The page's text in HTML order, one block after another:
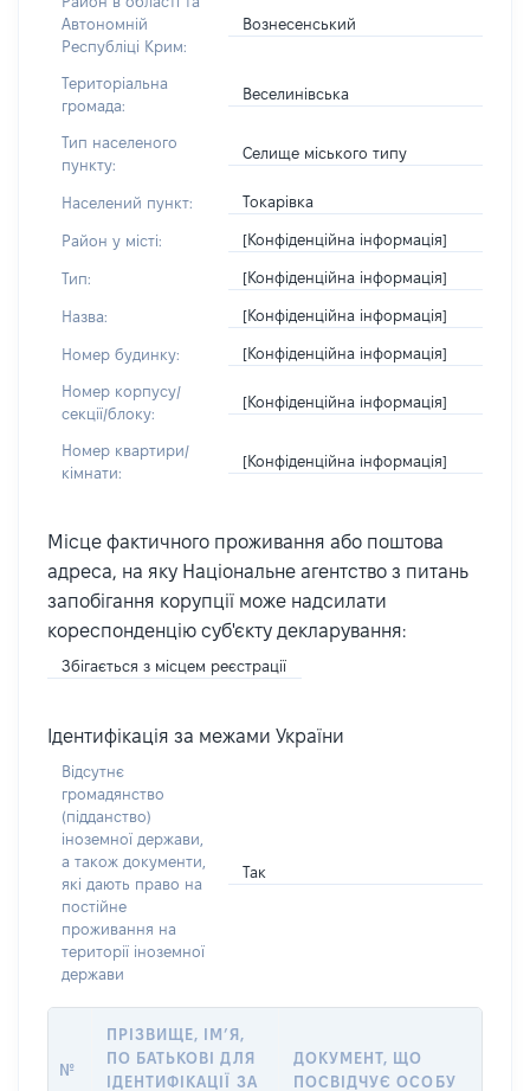
Автономній
Республіці Крим:
Вознесенський
Територіальна
громада:
Веселинівська
Тип населеного
пункту:
Селище міського типу
Населений пункт: Токарівка
Район у місті: [Конфіденційна інформація]
Тип: [Конфіденційна інформація]
Назва: [Конфіденційна інформація]
Номер будинку: [Конфіденційна інформація]
Номер корпусу/
секції/блоку:
[Конфіденційна інформація]
Номер квартири/
кімнати:
[Конфіденційна інформація]
Місце фактичного проживання або поштова
адреса, на яку Національне агентство з питань
запобігання корупції може надсилати
кореспонденцію суб'єкту декларування:
Збігається з місцем реєстрації
Ідентифікація за межами України
Відсутнє
громадянство
(підданство)
іноземної держави,
а також документи,
які дають право на
постійне
проживання на
території іноземної
держави
Так
№
ПРІЗВИЩЕ, ІМ’Я,
ПО БАТЬКОВІ ДЛЯ
ІДЕНТИФІКАЦІЇ ЗА
ДОКУМЕНТ, ЩО
ПОСВІДЧУЄ ОСОБУ